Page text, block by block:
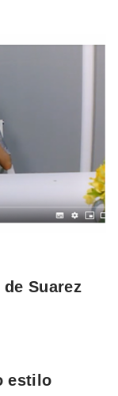
Suarez
estilo